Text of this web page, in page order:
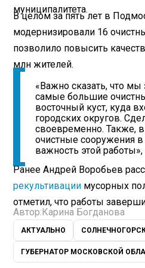
муниципалитета.
В целом за пять лет в
модернизировали 16
позволило повысить
млн жителей.
«Важно сказать, что мы
самые большие
восточный куст, куда
городских округов.
своевременно. Также,
очистные сооружения
важность этой
Ранее Андрей Воробьев
рекультивации мусорных
отметил, что работы
Автор:Карина Богданова
АКТУАЛЬНО
ГУБЕРНАТОР МОСКОВСКОЙ